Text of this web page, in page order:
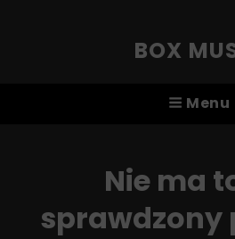
BOX
Menu
Nie ma
sprawdzony